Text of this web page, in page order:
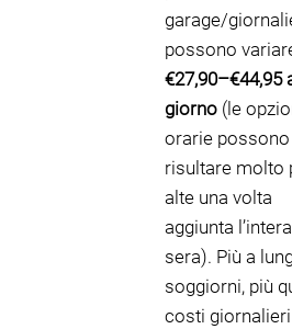
garage/
possono
€27,90–€44,95
giorno (le
orarie possono
risultare molto
alte una volta
aggiunta l’intera
sera). Più a
soggiorni, più
costi